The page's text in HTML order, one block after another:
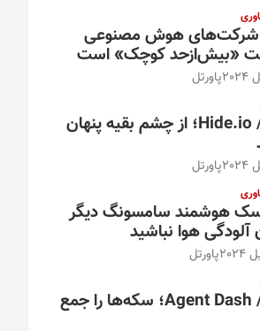
شرکت‌های هوش مصنوعی
«بیش‌از‌حد کوچک» است
پاورتل
بازی/ Hide.io؛ از چشم بقیه پنهان
پاورتل
هوشمند سامسونگ دیگر
آلودگی هوا نباشید
پاورتل
بازی/ Agent Dash؛ سکه‌ها را جمع